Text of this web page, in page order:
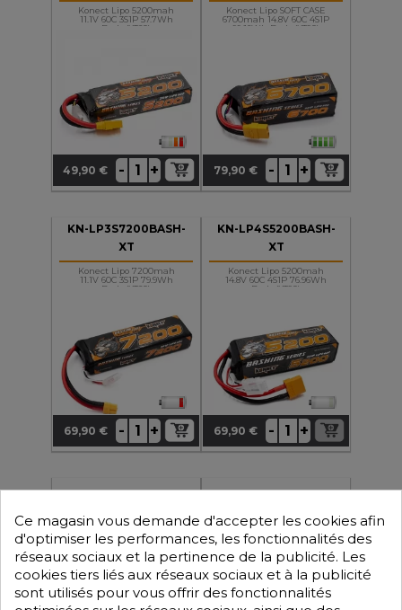
Konect Lipo 5200mah
11.1V 60C 3S1P 57.7Wh
Bash (XT60)
Prix
49,90 € - +
Konect Lipo SOFT CASE
6700mah 14.8V 60C 4S1P
99.16Wh Bash (XT90)
Prix
79,90 € - +
KN-LP3S7200BASH-
XT
Konect Lipo 7200mah
11.1V 60C 3S1P 79.9Wh
Bash (XT60)
Prix
69,90 € - +
KN-LP4S5200BASH-
XT
Konect Lipo 5200mah
14.8V 60C 4S1P 76.96Wh
Bash (XT90)
Prix
69,90 € - +
Konect Batterie Li-Po 7.4V
600mAh (CRX18)
Batterie Konect Li-Ion
7.4V 2600 MAh 15C
Ce magasin vous demande d'accepter les cookies afin
d'optimiser les performances, les fonctionnalités des
réseaux sociaux et la pertinence de la publicité. Les
cookies tiers liés aux réseaux sociaux et à la publicité
sont utilisés pour vous offrir des fonctionnalités